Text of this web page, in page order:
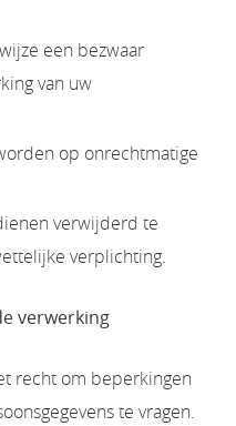
een bezwaar
van uw
op onrechtmatige
verwijderd te
verplichting.
verwerking
recht om beperkingen
te vragen.